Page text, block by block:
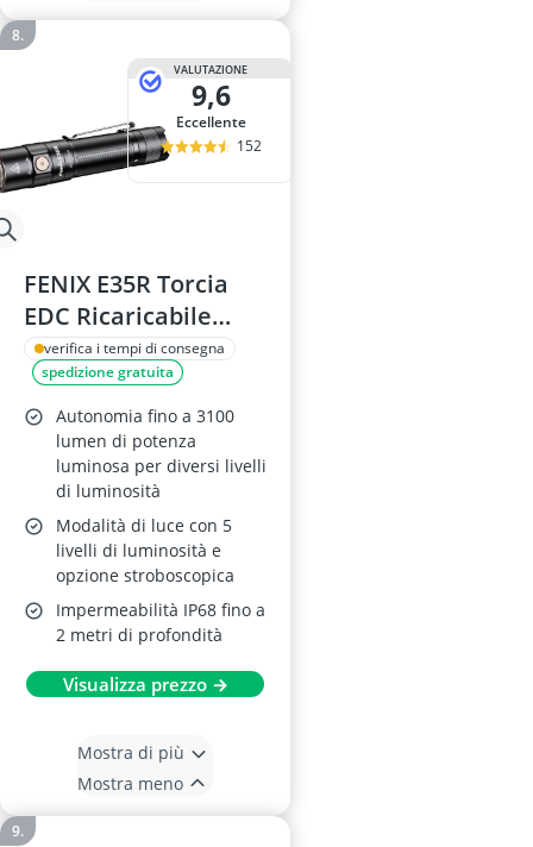
VALUTAZIONE
9,6
Eccellente
152
FENIX E35R Torcia
EDC Ricaricabile
3100 Lumen
verifica i tempi di consegna
spedizione gratuita
Autonomia fino a 3100
lumen di potenza
luminosa per diversi livelli
di luminosità
Modalità di luce con 5
livelli di luminosità e
opzione stroboscopica
Impermeabilità IP68 fino a
2 metri di profondità
Visualizza prezzo →
Mostra di più
Mostra meno